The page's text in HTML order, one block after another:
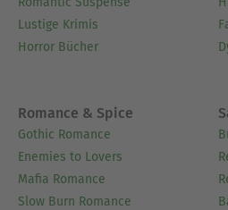
Lustige Krimis
Horror Bücher
Romance & Spice
Gothic Romance
Enemies to Lovers
Mafia Romance
Slow Burn Romance